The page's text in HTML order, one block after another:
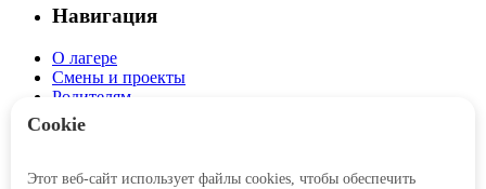
Навигация
О лагере
Смены и проекты
Родителям
Детям
Cookie
Этот веб-сайт использует файлы cookies, чтобы обеспечить